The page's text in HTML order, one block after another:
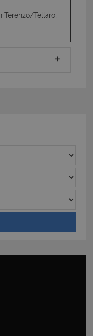
Terenzo/Tellaro,
6 mesi 5